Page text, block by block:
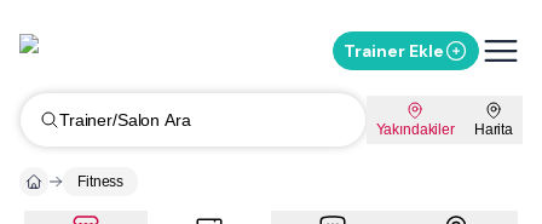
Trainer Ekle
Trainer/Salon Ara Yakındakiler Harita
Fitness